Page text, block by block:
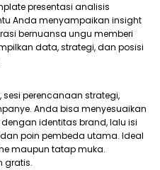
presentasi analisis
Anda menyampaikan insight
bernuansa ungu memberi
data, strategi, dan posisi
sesi perencanaan strategi,
Anda bisa menyesuaikan
identitas brand, lalu isi
poin pembeda utama. Ideal
maupun tatap muka.
gratis.